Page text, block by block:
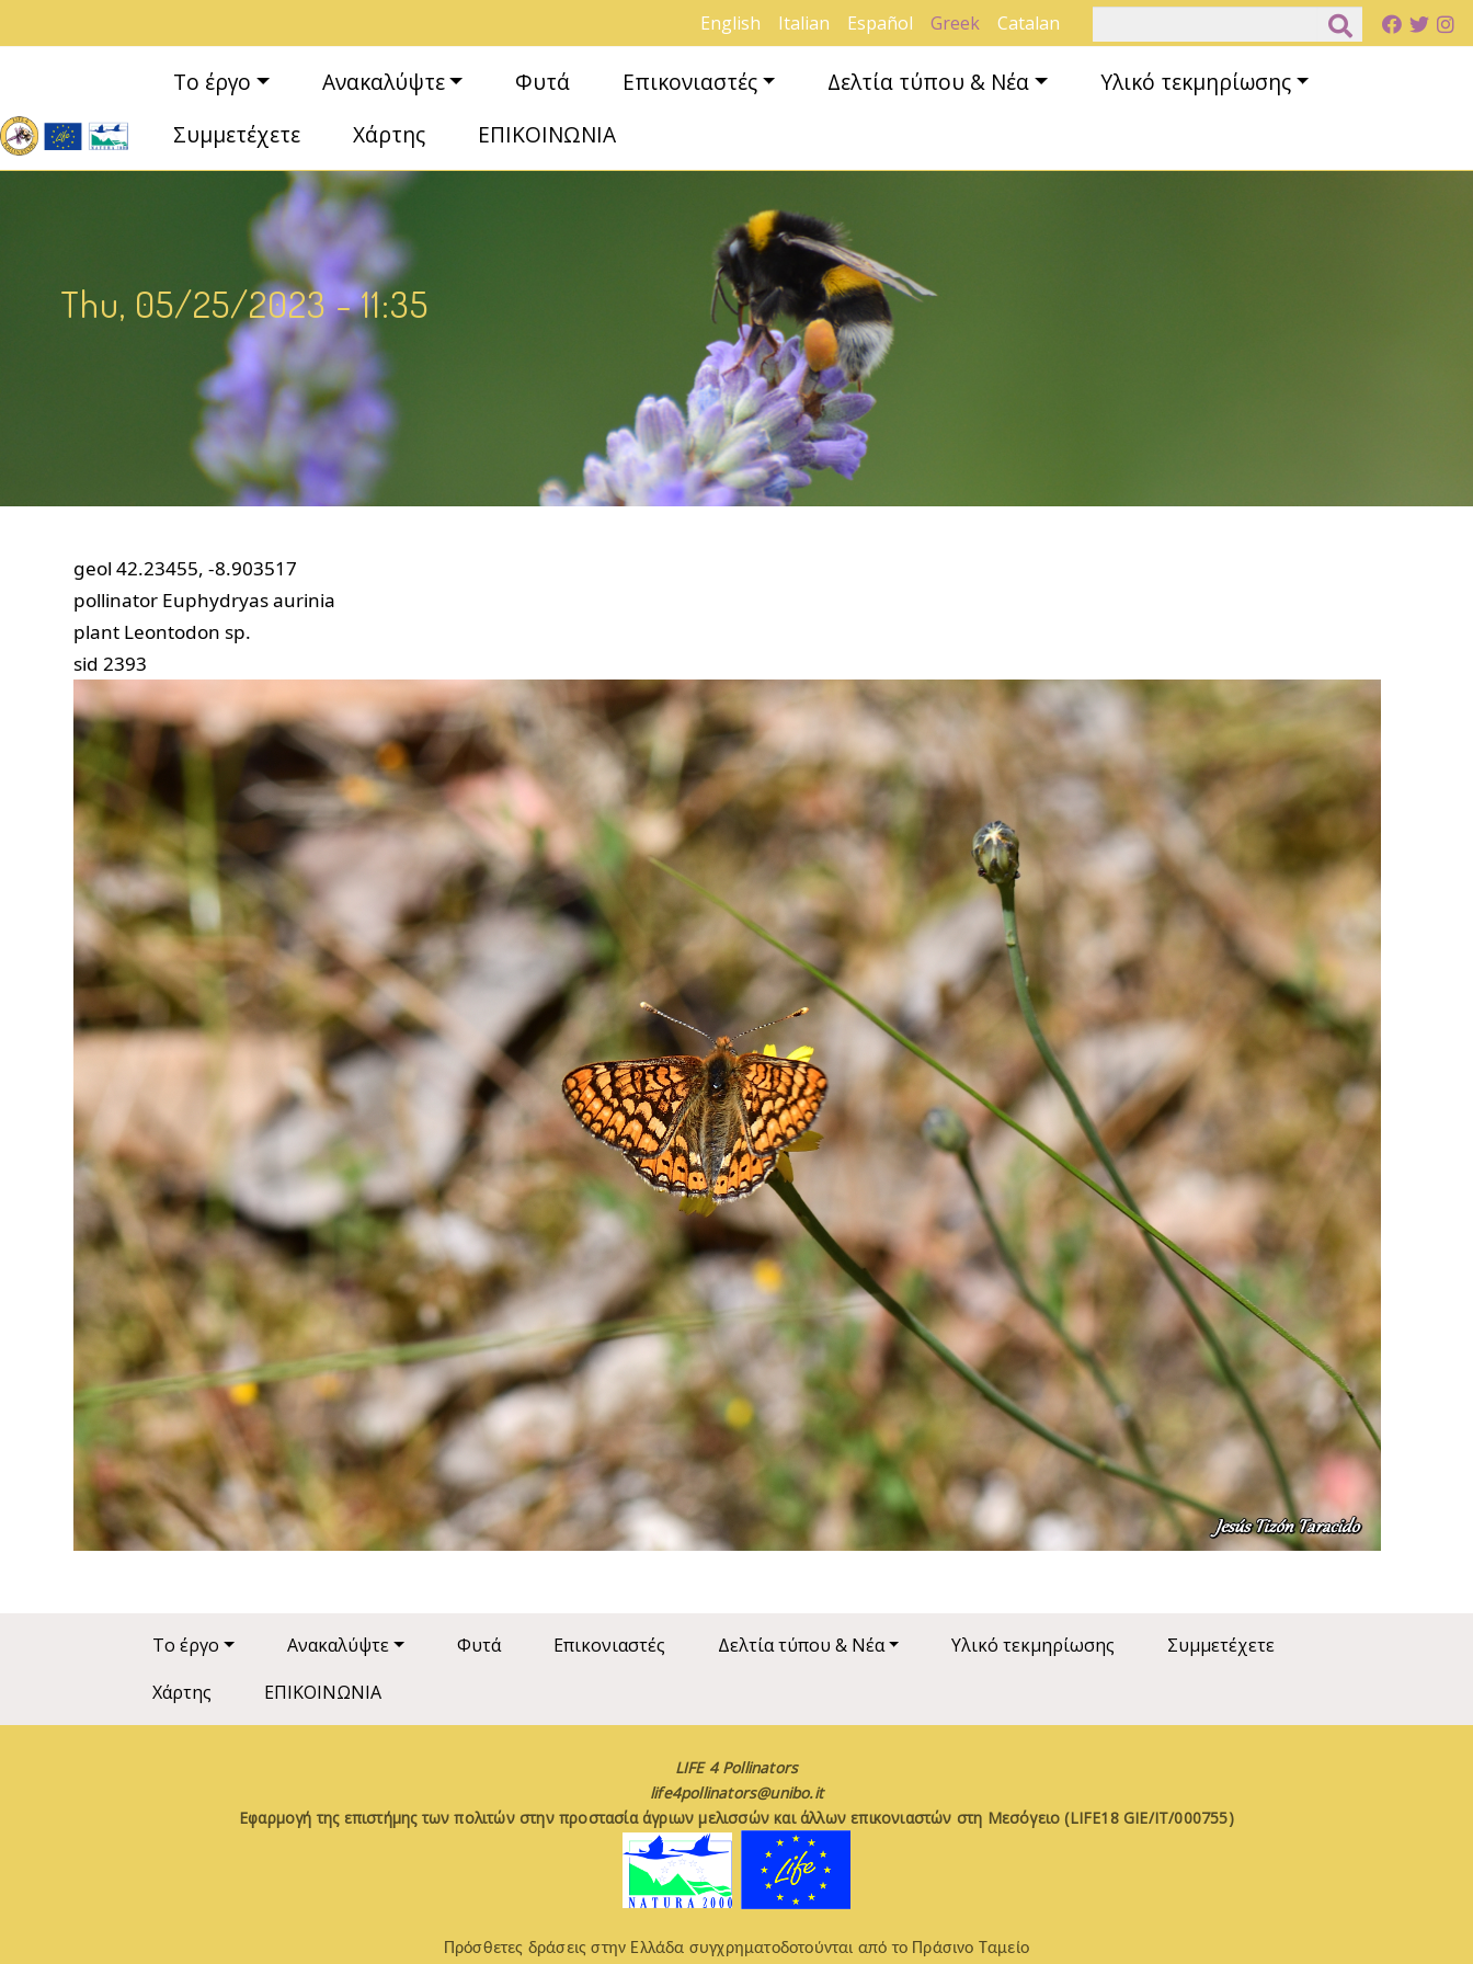
English Italian Español Greek Catalan
Κεντρική πλοήγηση
Το έργο Ανακαλύψτε Φυτά Επικονιαστές Δελτία τύπου & Νέα
Υλικό τεκμηρίωσης
Συμμετέχετε
Χάρτης ΕΠΙΚΟΙΝΩΝΙΑ
Thu, 05/25/2023 - 11:35
geol 42.23455, -8.903517
pollinator Euphydryas aurinia
plant Leontodon sp.
sid 2393
Main navigation
Το έργο Ανακαλύψτε Φυτά Επικονιαστές Δελτία τύπου & Νέα Υλικό τεκμηρίωσης
Συμμετέχετε
Χάρτης
ΕΠΙΚΟΙΝΩΝΙΑ
LIFE 4 Pollinators
life4pollinators@unibo.it
Εφαρμογή της επιστήμης των πολιτών στην προστασία άγριων μελισσών και άλλων επικονιαστών στη Μεσόγειο (LIFE18 GIE/IT/000755)
Πρόσθετες δράσεις στην Ελλάδα συγχρηματοδοτούνται από το Πράσινο Ταμείο